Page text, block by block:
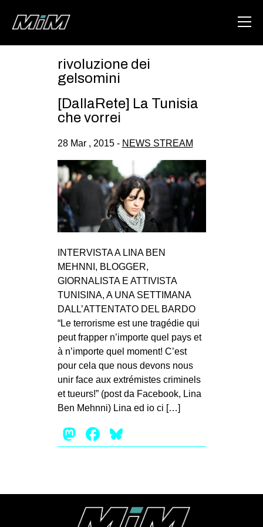
HOME
ABOUT
DEGENERAZIONE
GAZA FREESTYLE
CSOA LAMBRETTA
MSM
STUDENTI TSUNAMI
MILANO
MOBILITAZIONI
SPAZI
SPORT POPOLARE
MOVIMENTI
AMBIENTE
ANTIFASCISMO
DIRITTO ALL’ABITARE
GENERI
REPRESSIONE
STUDENTI
rivoluzione dei
gelsomini
[DallaRete] La Tunisia
che vorrei
28 Mar , 2015 - NEWS STREAM
INTERVISTA A LINA BEN
MEHNNI, BLOGGER,
GIORNALISTA E ATTIVISTA
TUNISINA, A UNA SETTIMANA
DALL’ATTENTATO DEL BARDO
“Le terrorisme est une tragédie qui
peut frapper n’importe quel pays et
à n’importe quel moment! C’est
pour cela que nous devons nous
unir face aux extrémistes criminels
et tueurs!” (post da Facebook, Lina
Ben Mehnni) Lina ed io ci […]
Mastodon
Facebook